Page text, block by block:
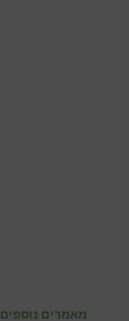
מאמרים נוספים